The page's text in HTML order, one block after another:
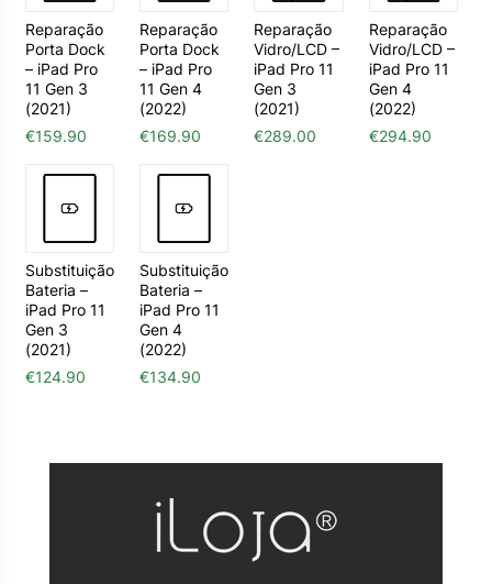
Reparação
Porta Dock
– iPad Pro
11 Gen 3
(2021)
€159.90
Reparação
Porta Dock
– iPad Pro
11 Gen 4
(2022)
€169.90
Reparação
Vidro/LCD –
iPad Pro 11
Gen 3
(2021)
€289.00
Reparação
Vidro/LCD –
iPad Pro 11
Gen 4
(2022)
€294.90
Substituição
Bateria –
iPad Pro 11
Gen 3
(2021)
€124.90
Substituição
Bateria –
iPad Pro 11
Gen 4
(2022)
€134.90